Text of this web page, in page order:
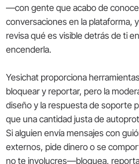
—con gente que acabo de
conversaciones en la plataforma,
revisa qué es visible detrás de ti
encenderla.
Yesichat proporciona
bloquear y reportar, pero la
diseño y la respuesta de soporte
que una cantidad justa de
Si alguien envía mensajes con
externos, pide dinero o se
no te involucres—bloquea,